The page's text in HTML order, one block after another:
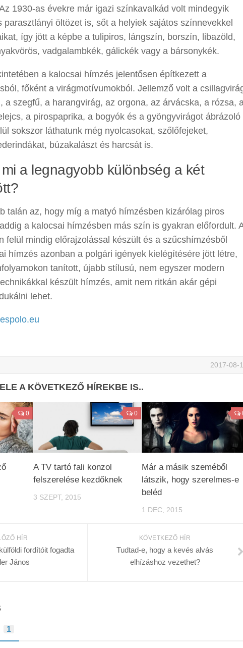
1930-as évekre már igazi színkavalkád volt mindegyik
parasztlányi öltözet is, sőt a helyiek sajátos színnevekkel
így jött a képbe a tulipiros, lángszín, borszín, libazöld,
vadgalambkék, gálickék vagy a bársonykék.
a kalocsai hímzés jelentősen építkezett a
főként a virágmotívumokból. Jellemző volt a
a szegfű, a harangvirág, az orgona, az árvácska, a rózsa, a
a pirospaprika, a bogyók és a gyöngyvirágot ábrázoló
sokszor láthatunk még nyolcasokat, szőlőfejeket,
búzakalászt és harcsát is.
a legnagyobb különbség a két
talán az, hogy míg a matyó hímzésben kizárólag piros
a kalocsai hímzésben más szín is gyakran előfordult.
felül mindig előrajzolással készült és a szűcshímzésből
hímzés azonban a polgári igények kielégítésére jött létre,
tanított, újabb stílusú, nem egyszer modern
készült hímzés, amit nem ritkán akár gépi
lehet.
2017-08-
A KÖVETKEZŐ HÍREKBE IS..
0 0
A TV tartó fali konzol
felszerelése kezdőknek
3 SZEPT, 2015
Már a másik szeméből
látszik, hogy szerelmes-e
beléd
1 DEC, 2015
KÖVETKEZŐ HÍR
Tudtad-e, hogy a kevés alvás
elhízáshoz vezethet?
HÍR
fordítóit fogadta
János
1